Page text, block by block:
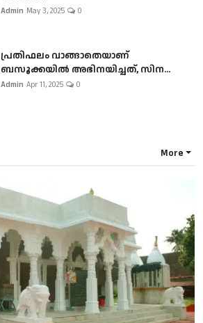
Admin May 3, 2025 0
പ്രതിഫലം വാങ്ങാതെയാണ്
ബസൂക്കയില്‍ അഭിനയിച്ചത്, സിന...
Admin Apr 11, 2025 0
More